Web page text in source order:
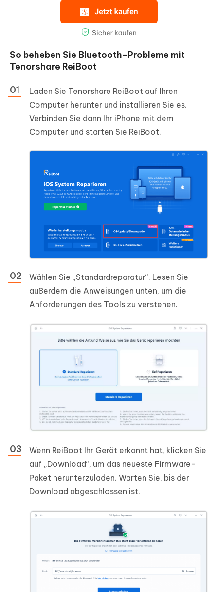
So beheben Sie Bluetooth-Probleme mit
Tenorshare ReiBoot
Laden Sie Tenorshare ReiBoot auf Ihren
Computer herunter und installieren Sie es.
Verbinden Sie dann Ihr iPhone mit dem
Computer und starten Sie ReiBoot.
Wählen Sie „Standardreparatur“. Lesen Sie
außerdem die Anweisungen unten, um die
Anforderungen des Tools zu verstehen.
Wenn ReiBoot Ihr Gerät erkannt hat, klicken Sie
auf „Download“, um das neueste Firmware-
Paket herunterzuladen. Warten Sie, bis der
Download abgeschlossen ist.